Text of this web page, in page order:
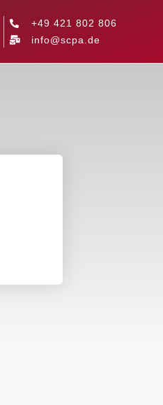
+49 421 802 806
info@scpa.de